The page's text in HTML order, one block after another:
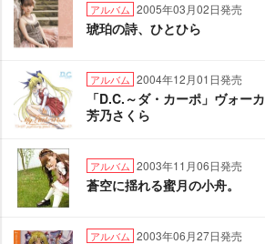
アルバム 2005年03月02日発売
琥珀の詩、ひとひら
アルバム 2004年12月01日発売
「D.C.～ダ・カーポ」ヴォー
芳乃さくら
アルバム 2003年11月06日発売
蒼空に揺れる蜜月の小舟。
アルバム 2003年06月27日発売